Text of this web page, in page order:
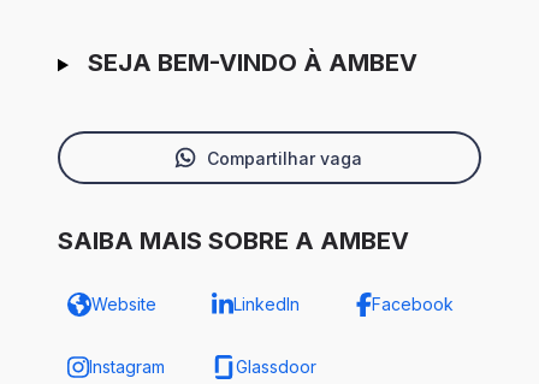
SEJA BEM-VINDO À AMBEV
Compartilhar vaga
SAIBA MAIS SOBRE A AMBEV
Website LinkedIn Facebook
Instagram Glassdoor